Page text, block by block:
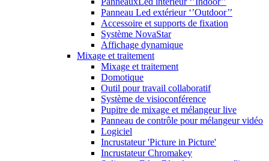
Panneau Led extérieur ‘’Outdoor’’
Accessoire et supports de fixation
Système NovaStar
Affichage dynamique
Mixage et traitement
Mixage et traitement
Domotique
Outil pour travail collaboratif
Système de visioconférence
Pupitre de mixage et mélangeur live
Panneau de contrôle pour mélangeur vidéo
Logiciel
Incrustateur 'Picture in Picture'
Incrustateur Chromakey